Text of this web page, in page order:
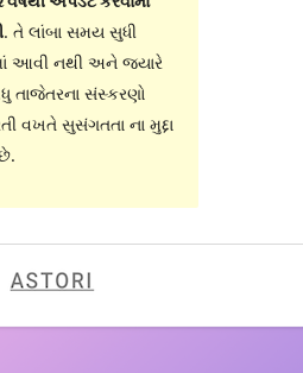
. તે લાંબા સમય સુધી
આવી નથી અને જ્યારે
તાજેતરના સંસ્કરણો
વખતે સુસંગતતા ના મુદ્દા